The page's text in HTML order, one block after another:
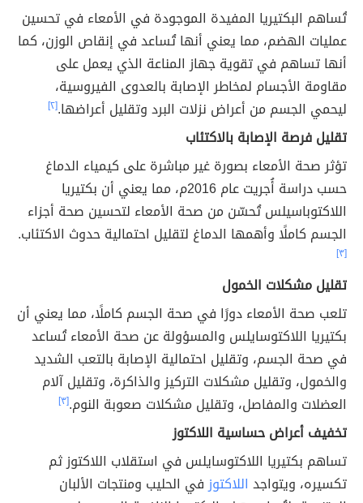
تُساهم البكتيريا المفيدة الموجودة في الأمعاء في تحسين
عمليات الهضم، مما يعني أنها تُساعد في إنقاص الوزن، كما
أنها تساهم في تقوية جهاز المناعة الذي يعمل على
مقاومة الأجسام لمخاطر الإصابة بالعدوى الفيروسية،
ليحمي الجسم من أعراض نزلات البرد وتقليل أعراضها.[٢]
تقليل فرصة الإصابة بالاكتئاب
تؤثر صحة الأمعاء بصورة غير مباشرة على كيمياء الدماغ
حسب دراسة أُجريت عام 2016م، مما يعني أن بكتيريا
اللاكتوباسيلس تُحسّن من صحة الأمعاء لتحسين صحة أجزاء
الجسم كاملًا وأهمها الدماغ لتقليل احتمالية حدوث الاكتئاب.
[٣]
تقليل مشكلات الخمول
تلعب صحة الأمعاء دورًا في صحة الجسم كاملًا، مما يعني أن
بكتيريا اللاكتوسايلس والمسؤولة عن صحة الأمعاء تُساعد
في صحة الجسم، وتقليل احتمالية الإصابة بالتعب الشديد
والخمول، وتقليل مشكلات التركيز والذاكرة، وتقليل آلام
العضلات والمفاصل، وتقليل مشكلات صعوبة النوم.[٣]
تخفيف أعراض حساسية اللاكتوز
تساهم بكتيريا اللاكتوسايلس في استقلاب اللاكتوز ثم
تكسيره، ويتواجد اللاكتوزفي الحليب ومنتجات الألبان